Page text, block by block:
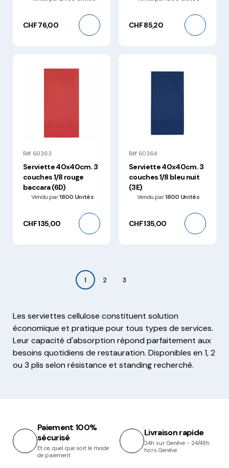
CHF 76,00 CHF 85,20
Réf 60363
Serviette 40x40cm. 3
couches 1/8 rouge
baccara (6D)
Vendu par1800 Unités
CHF 135,00
Réf 60364
Serviette 40x40cm. 3
couches 1/8 bleu nuit
(3E)
Vendu par1800 Unités
CHF 135,00
1 2 3
Les serviettes cellulose constituent solution
économique et pratique pour tous types de services.
Leur capacité d'absorption répond parfaitement aux
besoins quotidiens de restauration. Disponibles en 1, 2
ou 3 plis selon résistance et standing recherché.
Paiement 100%
sécurisé
Et ce, quel que soit le mode
de paiement
Livraison rapide
24h sur Genève - 24/48h
hors Genève